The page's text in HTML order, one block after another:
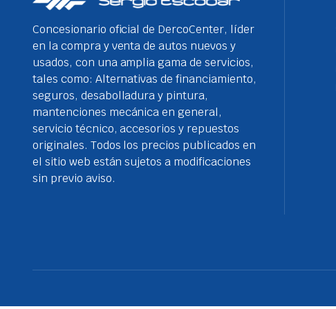
Concesionario oficial de DercoCenter, líder
en la compra y venta de autos nuevos y
usados, con una amplia gama de servicios,
tales como: Alternativas de financiamiento,
seguros, desabolladura y pintura,
mantenciones mecánica en general,
servicio técnico, accesorios y repuestos
originales. Todos los precios publicados en
el sitio web están sujetos a modificaciones
sin previo aviso.